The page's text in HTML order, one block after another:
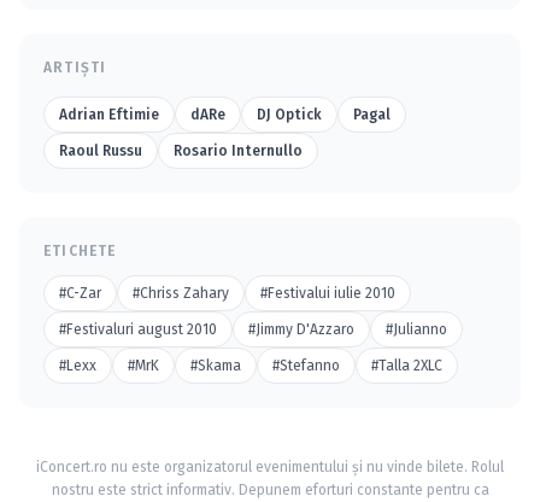
ARTIȘTI
Adrian Eftimie dARe DJ Optick Pagal
Raoul Russu Rosario Internullo
ETICHETE
#C-Zar #Chriss Zahary #Festivalui iulie 2010
#Festivaluri august 2010 #Jimmy D'Azzaro #Julianno
#Lexx #MrK #Skama #Stefanno #Talla 2XLC
iConcert.ro nu este organizatorul evenimentului și nu vinde bilete. Rolul
nostru este strict informativ. Depunem eforturi constante pentru ca